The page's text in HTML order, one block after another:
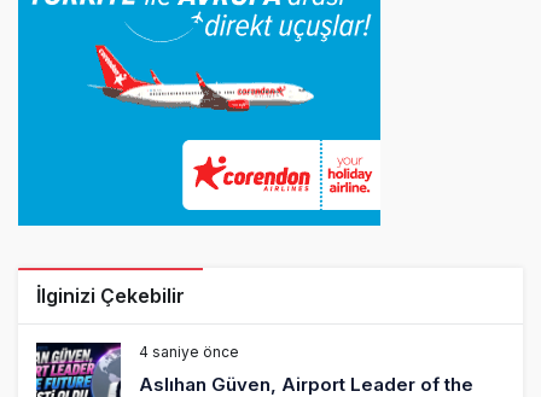
İlginizi Çekebilir
4 saniye önce
Aslıhan Güven, Airport Leader of the